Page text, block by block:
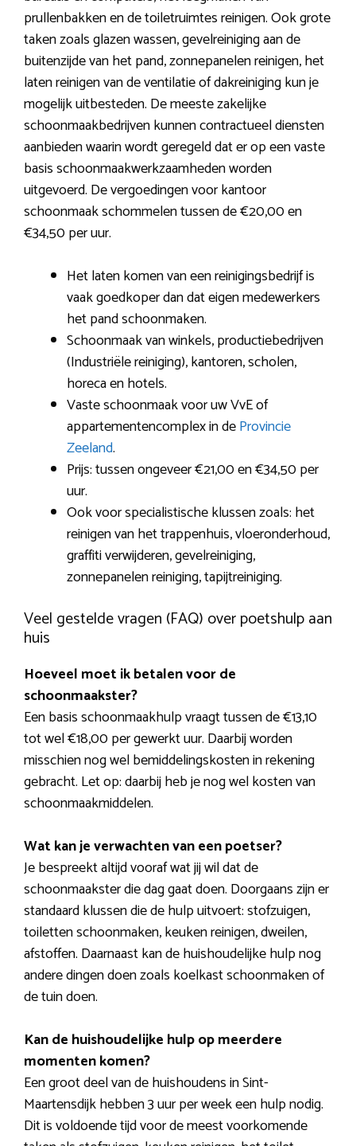
prullenbakken en de toiletruimtes reinigen. Ook grote
taken zoals glazen wassen, gevelreiniging aan de
buitenzijde van het pand, zonnepanelen reinigen, het
laten reinigen van de ventilatie of dakreiniging kun je
mogelijk uitbesteden. De meeste zakelijke
schoonmaakbedrijven kunnen contractueel diensten
aanbieden waarin wordt geregeld dat er op een vaste
basis schoonmaakwerkzaamheden worden
uitgevoerd. De vergoedingen voor kantoor
schoonmaak schommelen tussen de €20,00 en
€34,50 per uur.
Het laten komen van een reinigingsbedrijf is
vaak goedkoper dan dat eigen medewerkers
het pand schoonmaken.
Schoonmaak van winkels, productiebedrijven
(Industriële reiniging), kantoren, scholen,
horeca en hotels.
Vaste schoonmaak voor uw VvE of
appartementencomplex in deProvincie
Zeeland.
Prijs: tussen ongeveer €21,00 en €34,50 per
uur.
Ook voor specialistische klussen zoals: het
reinigen van het trappenhuis, vloeronderhoud,
graffiti verwijderen, gevelreiniging,
zonnepanelen reiniging, tapijtreiniging.
Veel gestelde vragen (FAQ) over poetshulp aan
huis
Hoeveel moet ik betalen voor de
schoonmaakster?
Een basis schoonmaakhulp vraagt tussen de €13,10
tot wel €18,00 per gewerkt uur. Daarbij worden
misschien nog wel bemiddelingskosten in rekening
gebracht. Let op: daarbij heb je nog wel kosten van
schoonmaakmiddelen.
Wat kan je verwachten van een poetser?
Je bespreekt altijd vooraf wat jij wil dat de
schoonmaakster die dag gaat doen. Doorgaans zijn er
standaard klussen die de hulp uitvoert: stofzuigen,
toiletten schoonmaken, keuken reinigen, dweilen,
afstoffen. Daarnaast kan de huishoudelijke hulp nog
andere dingen doen zoals koelkast schoonmaken of
de tuin doen.
Kan de huishoudelijke hulp op meerdere
momenten komen?
Een groot deel van de huishoudens in Sint-
Maartensdijk hebben 3 uur per week een hulp nodig.
Dit is voldoende tijd voor de meest voorkomende